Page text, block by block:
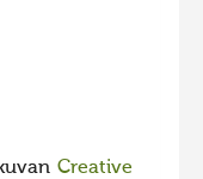
Creative